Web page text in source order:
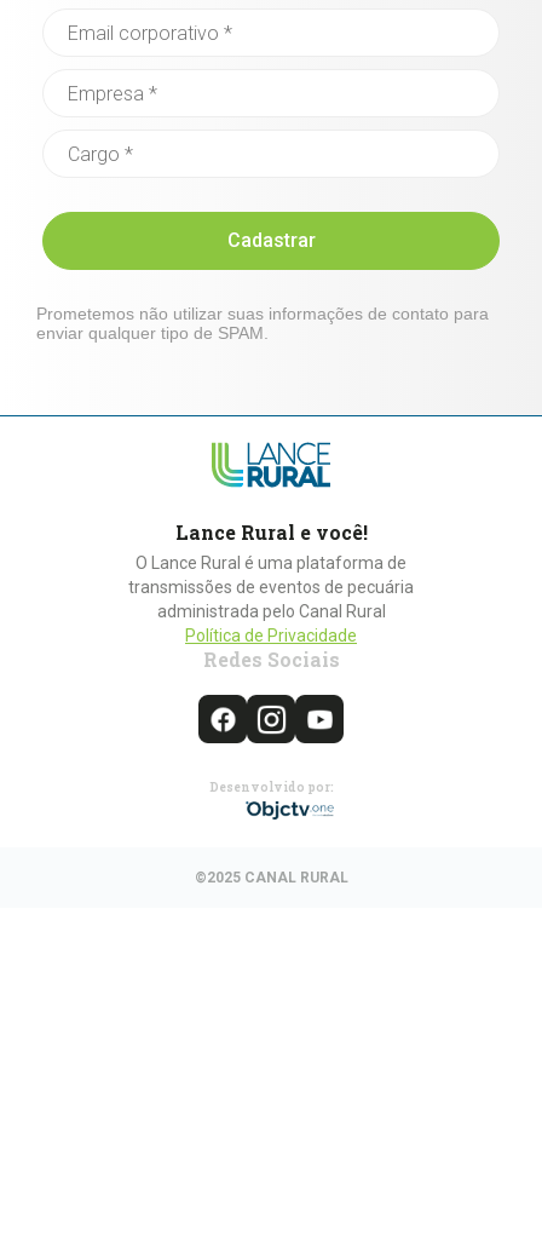
Cadastrar
Prometemos não utilizar suas informações de contato para
enviar qualquer tipo de SPAM.
Lance Rural e você!
O Lance Rural é uma plataforma de
transmissões de eventos de pecuária
administrada pelo Canal Rural
Política de Privacidade
Redes Sociais
Desenvolvido por:
©2025 CANAL RURAL